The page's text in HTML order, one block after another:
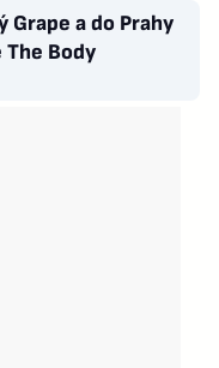
Grape a do Prahy
The Body